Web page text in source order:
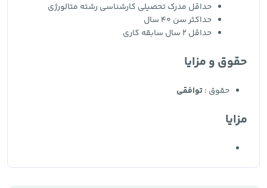
حداقل مدرک تحصیلی کارشناسی رشته متالورژی
حداکثر سن 40 سال
حداقل 2 سال سابقه کاری
حقوق و مزایا
حقوق :توافقی
مزایا